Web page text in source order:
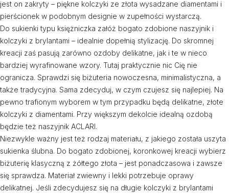
jest on zakryty – piękne kolczyki ze złota wysadzane diamentami i
pierścionek w podobnym designie w zupełności wystarczą.
Do sukienki typu księżniczka załóż bogato zdobione naszyjnik i
kolczyki z brylantami – idealnie dopełnią stylizację. Do skromnej
kreacji zaś pasują zarówno ozdoby delikatne, jak i te w nieco
bardziej wyrafinowane wzory. Tutaj praktycznie nic Cię nie
ogranicza. Sprawdzi się biżuteria nowoczesna, minimalistyczna, a
także tradycyjna. Sama zdecyduj, w czym czujesz się najlepiej. Na
pewno trafionym wyborem w tym przypadku będą delikatne, złote
kolczyki z diamentami. Przy większym dekolcie idealną ozdobą
będzie też naszyjnik ACLARI.
Niezwykle ważny jest też rodzaj materiału, z jakiego została uszyta
sukienka ślubna. Do bogato zdobionej, koronkowej kreacji wybierz
biżuterię klasyczną z żółtego złota – jest ponadczasowa i zawsze
się sprawdza. Materiał zwiewny i lekki potrzebuje oprawy
delikatnej. Jeśli zdecydujesz się na długie kolczyki z brylantami